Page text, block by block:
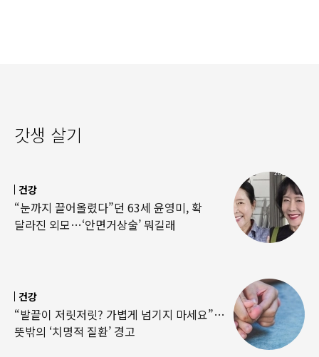
갓생 살기
건강
“눈까지 끌어올렸다”던 63세 윤영미, 확
달라진 외모…‘안면거상술’ 뭐길래
건강
“발끝이 저릿저릿? 가볍게 넘기지 마세요”…
뜻밖의 ‘치명적 질환’ 경고